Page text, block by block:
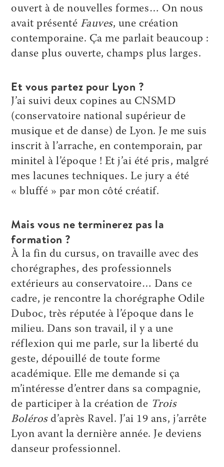
ouvert à de nouvelles formes… On nous
avait présenté Fauves, une création
contemporaine. Ça me parlait beaucoup :
danse plus ouverte, champs plus larges.
Et vous partez pour Lyon ?
J’ai suivi deux copines au CNSMD
(conservatoire national supérieur de
musique et de danse) de Lyon. Je me suis
inscrit à l’arrache, en contemporain, par
minitel à l’époque ! Et j’ai été pris, malgré
mes lacunes techniques. Le jury a été
« bluffé » par mon côté créatif.
Mais vous ne terminerez pas la
formation ?
À la fin du cursus, on travaille avec des
chorégraphes, des professionnels
extérieurs au conservatoire… Dans ce
cadre, je rencontre la chorégraphe Odile
Duboc, très réputée à l’époque dans le
milieu. Dans son travail, il y a une
réflexion qui me parle, sur la liberté du
geste, dépouillé de toute forme
académique. Elle me demande si ça
m’intéresse d’entrer dans sa compagnie,
de participer à la création de Trois
Bolérosd’après Ravel. J’ai 19 ans, j’arrête
Lyon avant la dernière année. Je deviens
danseur professionnel.